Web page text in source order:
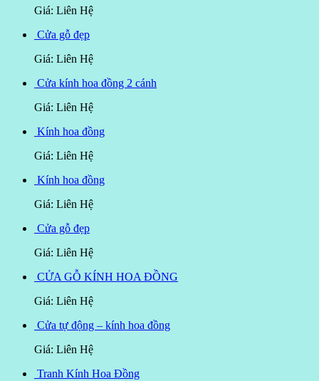
Giá: Liên Hệ
Cửa gỗ đẹp
Giá: Liên Hệ
Cửa kính hoa đồng 2 cánh
Giá: Liên Hệ
Kính hoa đồng
Giá: Liên Hệ
Kính hoa đồng
Giá: Liên Hệ
Cửa gỗ đẹp
Giá: Liên Hệ
CỬA GỖ KÍNH HOA ĐỒNG
Giá: Liên Hệ
Cửa tự động – kính hoa đồng
Giá: Liên Hệ
Tranh Kính Hoa Đồng